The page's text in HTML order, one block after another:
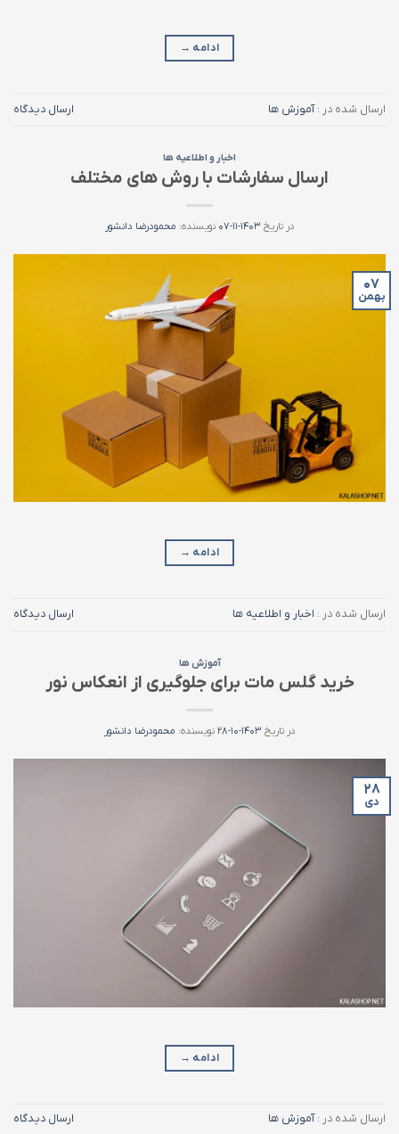
ادامه →
ارسال شده در :آموزش ها ارسال دیدگاه
اخبار و اطلاعیه ها
ارسال سفارشات با روش های مختلف
در تاریخ ۱۴۰۳-۱۱-۰۷ نویسنده: محمودرضا دانشور
۰۷
بهمن
ادامه →
ارسال شده در : اخبار و اطلاعیه ها ارسال دیدگاه
آموزش ها
خرید گلس مات برای جلوگیری از انعکاس نور
در تاریخ ۱۴۰۳-۱۰-۲۸ نویسنده: محمودرضا دانشور
۲۸
دی
ادامه →
ارسال شده در :آموزش ها ارسال دیدگاه